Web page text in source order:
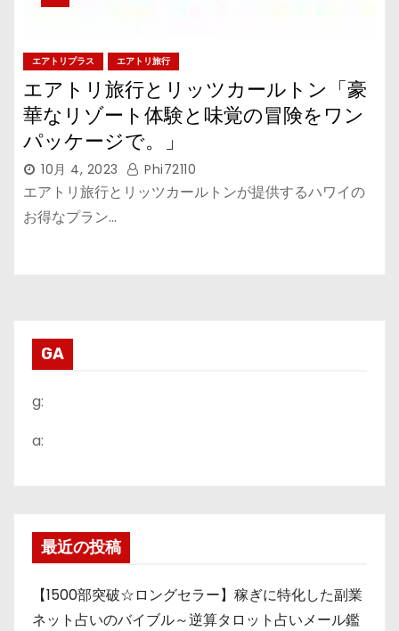
エアトリプラス エアトリ旅行
エアトリ旅行とリッツカールトン「豪
華なリゾート体験と味覚の冒険をワン
パッケージで。」
10月 4, 2023 Phi72110
エアトリ旅行とリッツカールトンが提供するハワイの
お得なプラン…
GA
g:
a:
最近の投稿
【1500部突破☆ロングセラー】稼ぎに特化した副業
ネット占いのバイブル～逆算タロット占いメール鑑